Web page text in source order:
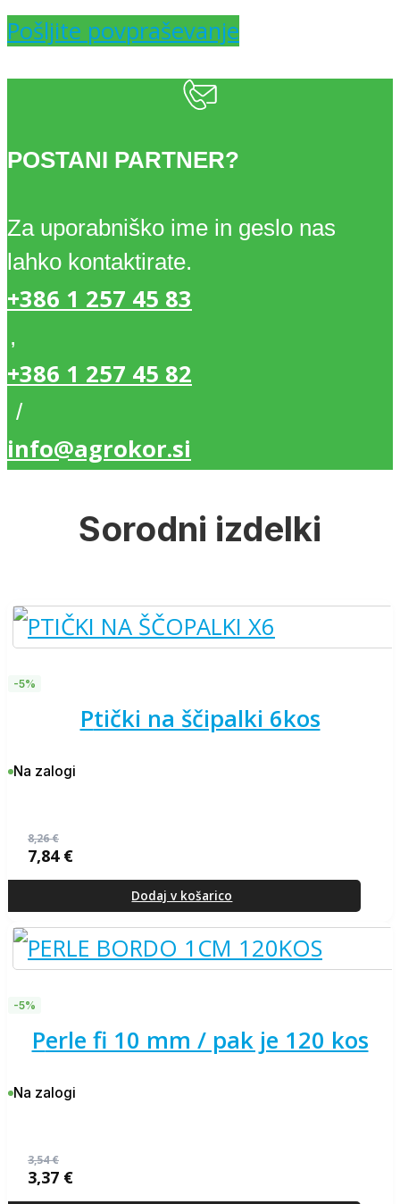
Pošljite povpraševanje
POSTANI PARTNER?
Za uporabniško ime in geslo nas
lahko kontaktirate.
+386 1 257 45 83
,
+386 1 257 45 82
/
info@agrokor.si
Sorodni izdelki
-5%
ptički na ščipalki 6kos
Na zalogi
8,26€
cena
8,26 €.
7,84 €
cena
Dodaj v košarico
-5%
perle fi 10 mm / pak je 120 kos
Na zalogi
3,54€
3,37 €